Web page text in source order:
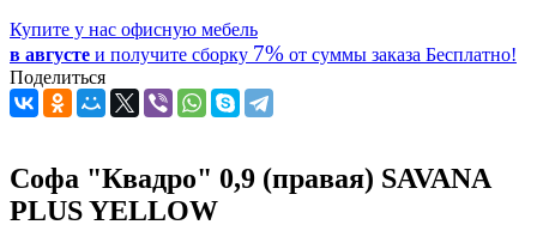
Купите у нас офисную мебель
в августе и получите сборку 7% от суммы заказа Бесплатно!
Поделиться
Софа "Квадро" 0,9 (правая) SAVANA
PLUS YELLOW